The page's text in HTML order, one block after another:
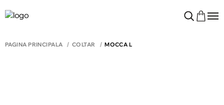
PAGINA PRINCIPALĂ COLTAR MOCCA L